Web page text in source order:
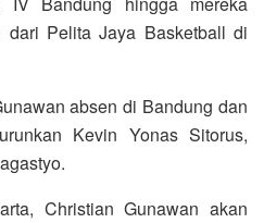
dari Pelita Jaya Basketball di
absen di Bandung dan
Kevin Yonas Sitorus,
Christian Gunawan akan